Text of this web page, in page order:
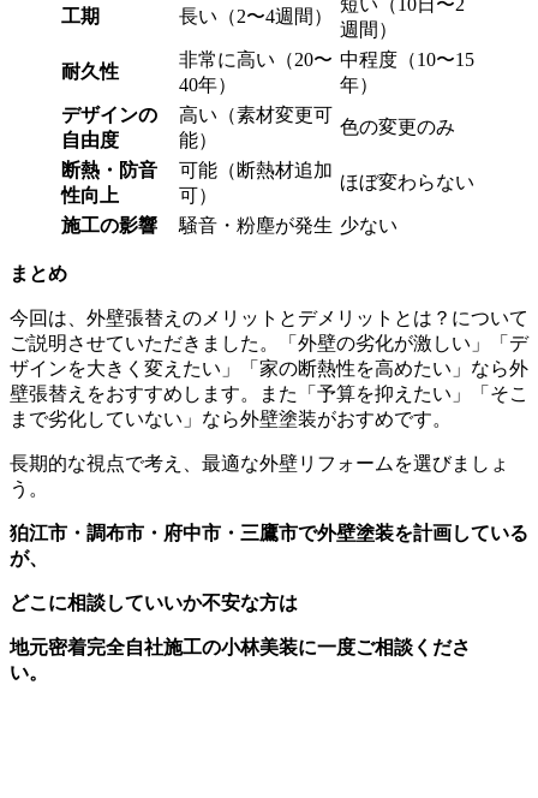
工期 長い（2〜4週間）
週間）
耐久性
非常に高い（20〜
40年）
中程度（10〜15
年）
デザインの
自由度
高い（素材変更可
能）
色の変更のみ
断熱・防音
性向上
可能（断熱材追加
可）
ほぼ変わらない
施工の影響 騒音・粉塵が発生 少ない
まとめ
今回は、 外壁張替えのメリットとデメリットとは？ について
ご説明させていただきました。「外壁の劣化が激しい」「デ
ザインを大きく変えたい」「家の断熱性を高めたい」なら外
壁張替えをおすすめします。また「予算を抑えたい」「そこ
まで劣化していない」なら外壁塗装がおすめです。
長期的な視点で考え、最適な外壁リフォームを選びましょ
う。
狛江市・調布市・府中市・三鷹市で外壁塗装を計画している
が、
どこに相談していいか不安な方は
地元密着完全自社施工の小林美装に一度ご相談くださ
い。